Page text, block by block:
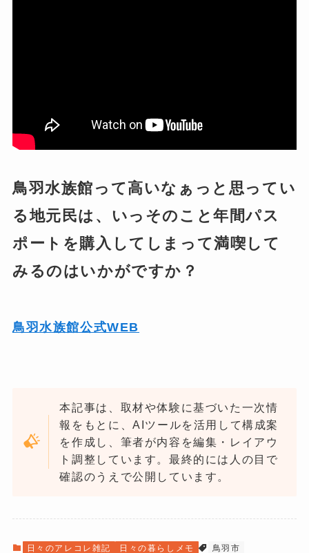
鳥羽水族館って高いなぁっと思ってい
る地元民は、いっそのこと年間パス
ポートを購入してしまって満喫して
みるのはいかがですか？
鳥羽水族館公式WEB
本記事は、取材や体験に基づいた一次情
報をもとに、AIツールを活用して構成案
を作成し、筆者が内容を編集・レイアウ
ト調整しています。最終的には人の目で
確認のうえで公開しています。
日々のアレコレ雑記 日々の暮らしメモ 鳥羽市